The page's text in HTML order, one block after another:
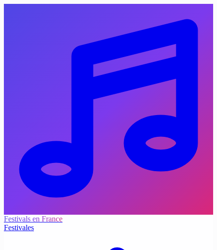
Festivals en France
Festivales